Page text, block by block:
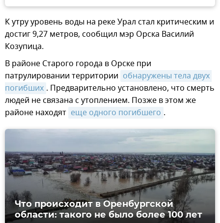
К утру уровень воды на реке Урал стал критическим и
достиг 9,27 метров, сообщил мэр Орска Василий
Козупица.
В районе Старого города в Орске при
патрулировании территории обнаружены тела двух
погибших . Предварительно установлено, что смерть
людей не связана с утоплением. Позже в этом же
районе находят еще одного погибшего .
Что происходит в Оренбургской
области: такого не было более 100 лет